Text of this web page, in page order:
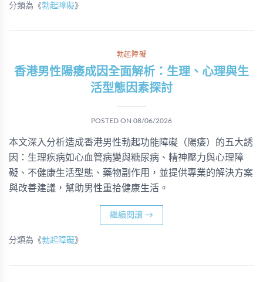
分類為《勃起障礙》
勃起障礙
香港男性陽痿成因全面解析：生理、心理與生
活型態因素探討
POSTED ON 08/06/2026
本文深入分析造成香港男性勃起功能障礙（陽痿）的五大誘
因：生理疾病如心血管病變與糖尿病、精神壓力與心理障
礙、不健康生活型態、藥物副作用，並提供專業的解決方案
與改善建議，幫助男性重拾健康生活。
繼續閱讀 →
分類為《勃起障礙》